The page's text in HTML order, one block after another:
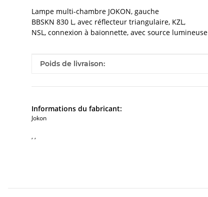
Lampe multi-chambre JOKON, gauche
BBSKN 830 L, avec réflecteur triangulaire, KZL,
NSL, connexion à baïonnette, avec source lumineuse
#productDetails.itemInformation#
#productDetails.itemValue#
Poids de livraison:
Informations du fabricant:
Jokon
, ,